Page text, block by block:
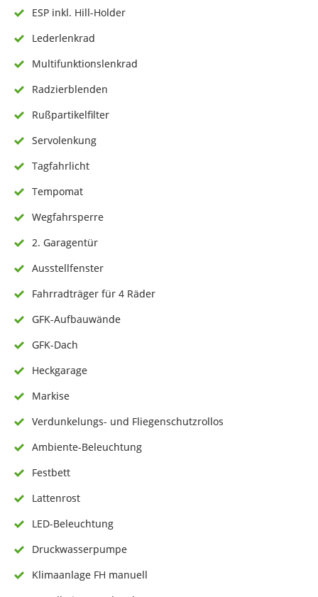
ESP inkl. Hill-Holder
Lederlenkrad
Multifunktionslenkrad
Radzierblenden
Rußpartikelfilter
Servolenkung
Tagfahrlicht
Tempomat
Wegfahrsperre
2. Garagentür
Ausstellfenster
Fahrradträger für 4 Räder
GFK-Aufbauwände
GFK-Dach
Heckgarage
Markise
Verdunkelungs- und Fliegenschutzrollos
Ambiente-Beleuchtung
Festbett
Lattenrost
LED-Beleuchtung
Druckwasserpumpe
Klimaanlage FH manuell